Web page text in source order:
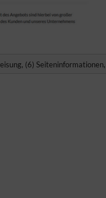
(6)